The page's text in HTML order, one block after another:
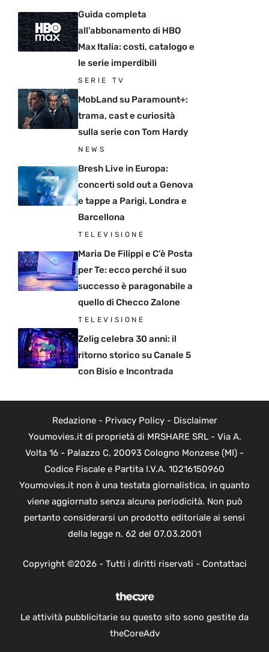
Guida completa
all’abbonamento di HBO
Max Italia: costi, catalogo e
le serie imperdibili
SERIE TV
MobLand su Paramount+:
trama, cast e curiosità
sulla serie con Tom Hardy
NEWS
Bresh Live in Europa:
concerti sold out a Genova
e tappe a Parigi, Londra e
Barcellona
TELEVISIONE
Maria De Filippi e C’è Posta
per Te: ecco perché il suo
successo è paragonabile a
quello di Checco Zalone
TELEVISIONE
Zelig celebra 30 anni: il
ritorno storico su Canale 5
con Bisio e Incontrada
Redazione- Privacy Policy- Disclaimer
Youmovies.it di proprietà di MRSHARE SRL - Via A.
Volta 16 - Palazzo C, 20093 Cologno Monzese (MI) -
Codice Fiscale e Partita I.V.A. 10216150960
Youmovies.it non è una testata giornalistica, in quanto
viene aggiornato senza alcuna periodicità. Non può
pertanto considerarsi un prodotto editoriale ai sensi
della legge n. 62 del 07.03.2001
Copyright ©2026 - Tutti i diritti riservati - Contattaci
Le attività pubblicitarie su questo sito sono gestite da
theCoreAdv